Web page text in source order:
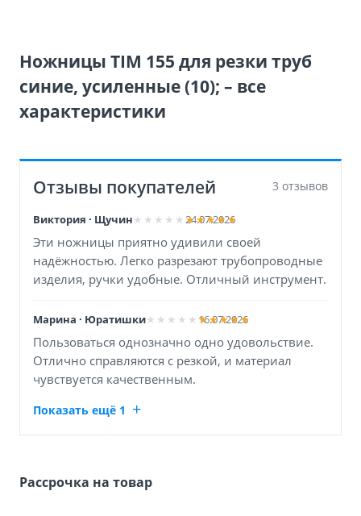
Ножницы TIM 155 для резки труб
синие, усиленные (10); – все
характеристики
Отзывы покупателей 3 отзывов
Виктория · Щучин 24.07.2026
Эти ножницы приятно удивили своей
надёжностью. Легко разрезают трубопроводные
изделия, ручки удобные. Отличный инструмент.
Марина · Юратишки 16.07.2026
Пользоваться однозначно одно удовольствие.
Отлично справляются с резкой, и материал
чувствуется качественным.
Показать ещё 1
Рассрочка на товар